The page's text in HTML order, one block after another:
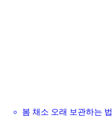
봄 채소 오래 보관하는 법